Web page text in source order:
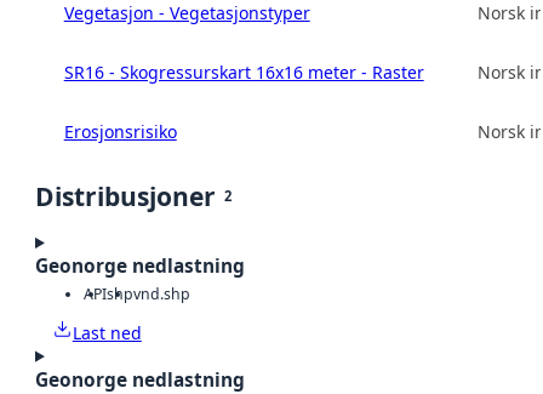
Vegetasjon - Vegetasjonstyper Norsk
SR16 - Skogressurskart 16x16 meter - Raster Norsk
Erosjonsrisiko Norsk
Distribusjoner 2
Geonorge nedlastning
APIshpvnd.shp
Last ned
Geonorge nedlastning